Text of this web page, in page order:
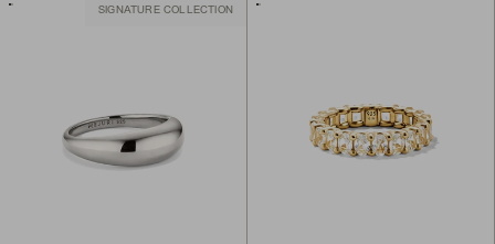
SIGNATURE COLLECTION